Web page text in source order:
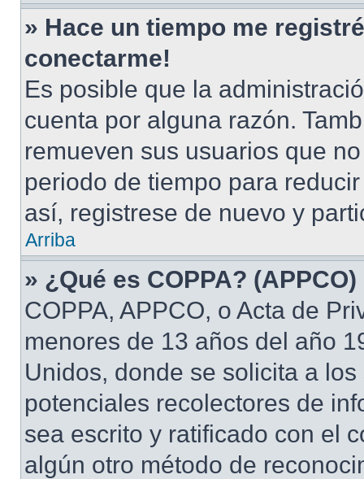
» Hace un tiempo me
conectarme!
Es posible que la
cuenta por alguna razón.
remueven sus usuarios que
periodo de tiempo para
así, registrese de nuevo y
Arriba
» ¿Qué es COPPA? (APPCO)
COPPA, APPCO, o Acta de
menores de 13 años del año
Unidos, donde se solicita a
potenciales recolectores de
sea escrito y ratificado con el
algún otro método de